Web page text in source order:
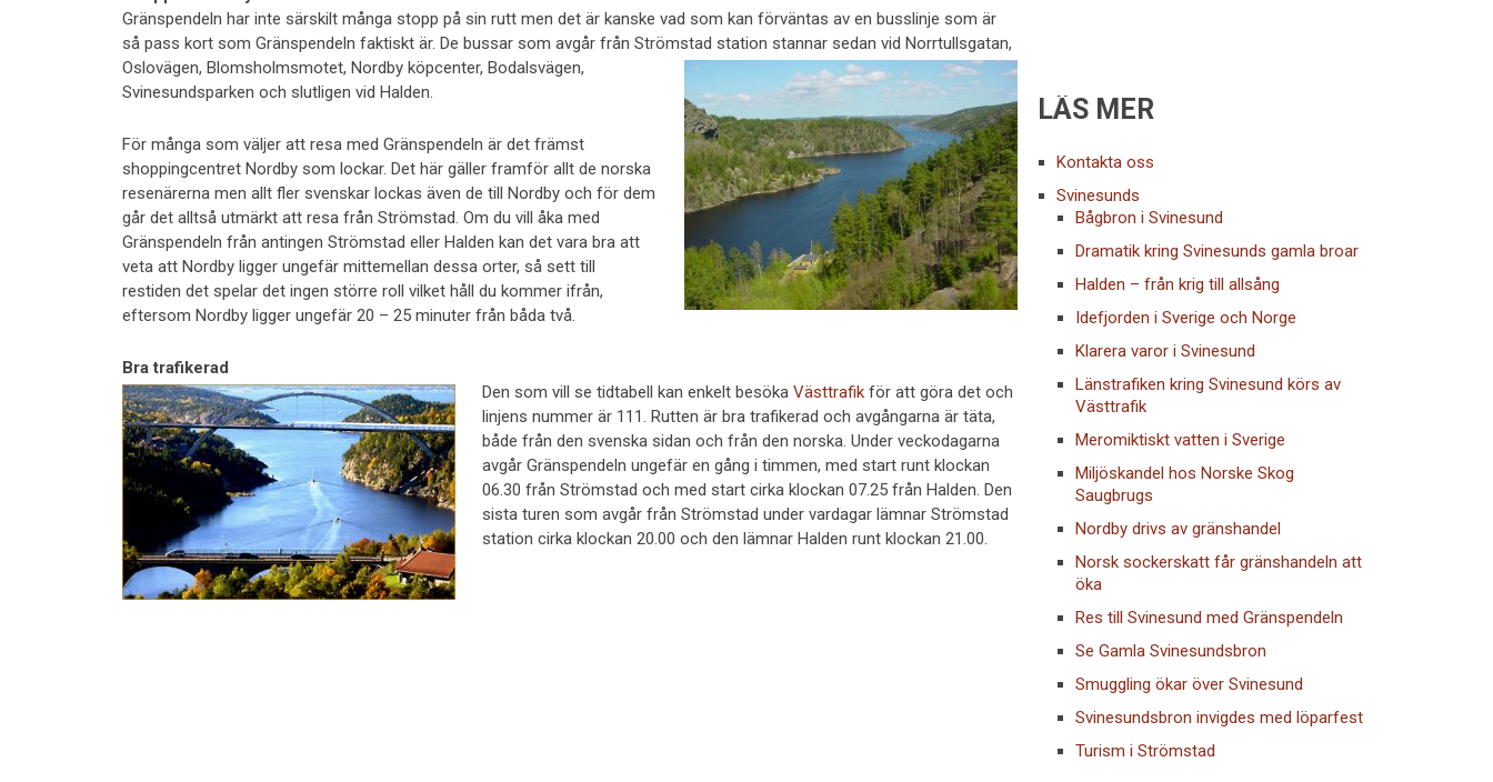
Gränspendeln har inte särskilt många stopp på sin rutt men det är kanske vad som kan förväntas av en busslinje som är
så pass kort som Gränspendeln faktiskt är. De bussar som avgår från Strömstad station stannar sedan vid Norrtullsgatan,
Oslovägen, Blomsholmsmotet, Nordby köpcenter, Bodalsvägen,
Svinesundsparken och slutligen vid Halden.
För många som väljer att resa med Gränspendeln är det främst
shoppingcentret Nordby som lockar. Det här gäller framför allt de norska
resenärerna men allt fler svenskar lockas även de till Nordby och för dem
går det alltså utmärkt att resa från Strömstad. Om du vill åka med
Gränspendeln från antingen Strömstad eller Halden kan det vara bra att
veta att Nordby ligger ungefär mittemellan dessa orter, så sett till
restiden det spelar det ingen större roll vilket håll du kommer ifrån,
eftersom Nordby ligger ungefär 20 – 25 minuter från båda två.
Bra trafikerad
Den som vill se tidtabell kan enkelt besöka Västtrafikför att göra det och
linjens nummer är 111. Rutten är bra trafikerad och avgångarna är täta,
både från den svenska sidan och från den norska. Under veckodagarna
avgår Gränspendeln ungefär en gång i timmen, med start runt klockan
06.30 från Strömstad och med start cirka klockan 07.25 från Halden. Den
sista turen som avgår från Strömstad under vardagar lämnar Strömstad
station cirka klockan 20.00 och den lämnar Halden runt klockan 21.00.
LÄS MER
Kontakta oss
Svinesunds
Bågbron i Svinesund
Dramatik kring Svinesunds gamla broar
Halden – från krig till allsång
Idefjorden i Sverige och Norge
Klarera varor i Svinesund
Länstrafiken kring Svinesund körs av
Västtrafik
Meromiktiskt vatten i Sverige
Miljöskandel hos Norske Skog
Saugbrugs
Nordby drivs av gränshandel
Norsk sockerskatt får gränshandeln att
öka
Res till Svinesund med Gränspendeln
Se Gamla Svinesundsbron
Smuggling ökar över Svinesund
Svinesundsbron invigdes med löparfest
Turism i Strömstad